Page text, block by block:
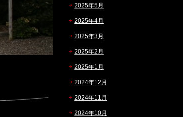
2025年5月
2025年4月
2025年3月
2025年2月
2025年1月
2024年12月
2024年11月
2024年10月